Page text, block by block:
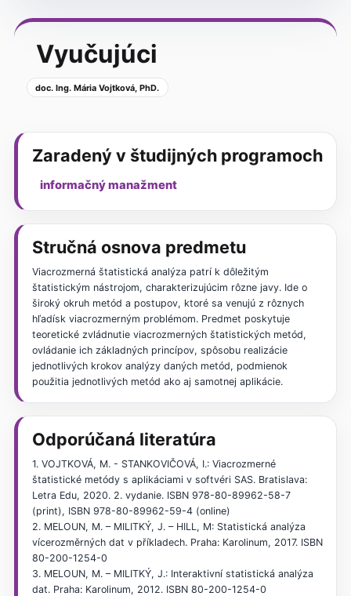
Vyučujúci
doc. Ing. Mária Vojtková, PhD.
Zaradený v študijných programoch
informačný manažment
Stručná osnova predmetu
Viacrozmerná štatistická analýza patrí k dôležitým
štatistickým nástrojom, charakterizujúcim rôzne javy. Ide o
široký okruh metód a postupov, ktoré sa venujú z rôznych
hľadísk viacrozmerným problémom. Predmet poskytuje
teoretické zvládnutie viacrozmerných štatistických metód,
ovládanie ich základných princípov, spôsobu realizácie
jednotlivých krokov analýzy daných metód, podmienok
použitia jednotlivých metód ako aj samotnej aplikácie.
Odporúčaná literatúra
1. VOJTKOVÁ, M. - STANKOVIČOVÁ, I.: Viacrozmerné
štatistické metódy s aplikáciami v softvéri SAS. Bratislava:
Letra Edu, 2020. 2. vydanie. ISBN 978-80-89962-58-7
(print), ISBN 978-80-89962-59-4 (online)
2. MELOUN, M. – MILITKÝ, J. – HILL, M: Statistická analýza
vícerozměrných dat v příkladech. Praha: Karolinum, 2017. ISBN
80-200-1254-0
3. MELOUN, M. – MILITKÝ, J.: Interaktivní statistická analýza
dat. Praha: Karolinum, 2012. ISBN 80-200-1254-0